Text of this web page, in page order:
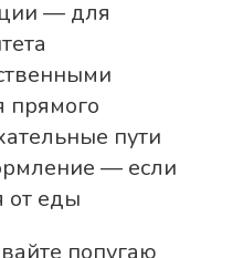
— для
прямого
пути
— если
от еды
попугаю